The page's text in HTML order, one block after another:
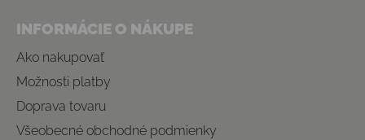
INFORMÁCIE O NÁKUPE
Ako nakupovať
Možnosti platby
Doprava tovaru
Všeobecné obchodné podmienky